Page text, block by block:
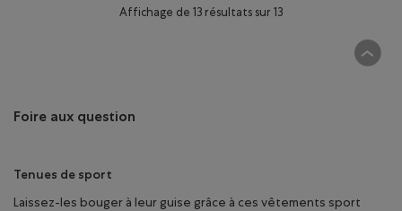
Affichage de 13 résultats sur 13
Foire aux question
Tenues de sport
Laissez-les bouger à leur guise grâce à ces vêtements sport